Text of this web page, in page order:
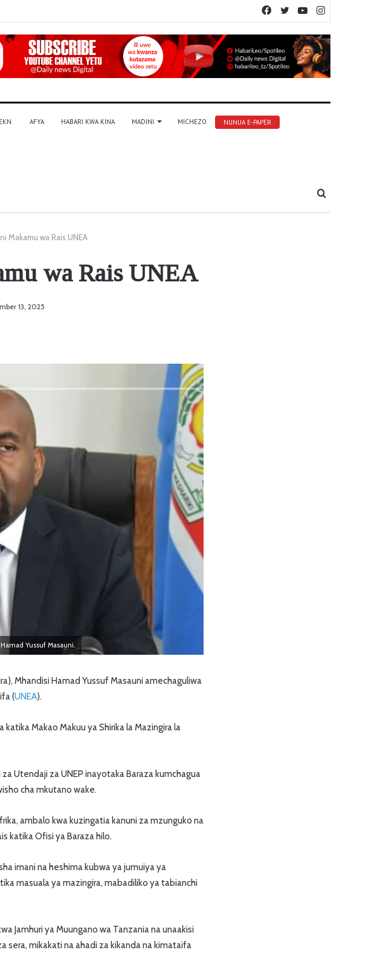
YouTube
Twitter
Facebook
AFYA HABARI KWA KINA MADINI MICHEZO NUNUA E-PAPER
Tafuta
Makamu wa Rais UNEA
wa Rais UNEA
13, 2025
Yussuf Masauni.
Mhandisi Hamad Yussuf Masauni amechaguliwa
(UNEA).
Makao Makuu ya Shirika la Mazingira la
Utendaji za UNEP inayotaka Baraza kumchagua
cha mkutano wake.
ambalo kwa kuzingatia kanuni za mzunguko na
katika Ofisi ya Baraza hilo.
imani na heshima kubwa ya jumuiya ya
masuala ya mazingira, mabadiliko ya tabianchi
Jamhuri ya Muungano wa Tanzania na unaakisi
sera, mikakati na ahadi za kikanda na kimataifa